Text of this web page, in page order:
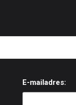
E-mailadres: